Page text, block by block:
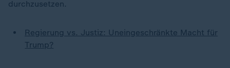
durchzusetzen.
Regierung vs. Justiz: Uneingeschränkte Macht für
Trump?